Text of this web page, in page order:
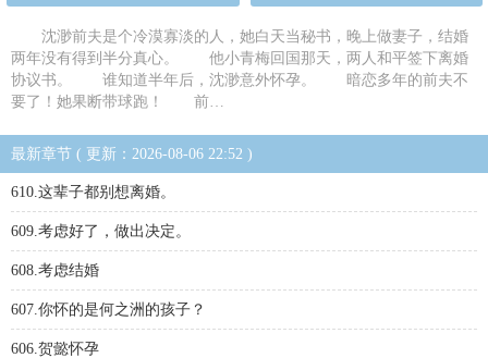
沈渺前夫是个冷漠寡淡的人，她白天当秘书，晚上做妻子，结婚
两年没有得到半分真心。 他小青梅回国那天，两人和平签下离婚
协议书。 谁知道半年后，沈渺意外怀孕。 暗恋多年的前夫不
要了！她果断带球跑！ 前…
最新章节 ( 更新：2026-08-06 22:52 )
610.这辈子都别想离婚。
609.考虑好了，做出决定。
608.考虑结婚
607.你怀的是何之洲的孩子？
606.贺懿怀孕